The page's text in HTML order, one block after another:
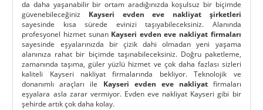
da daha yaşanabilir bir ortam aradığınızda koşulsuz bir biçimde
güvenebileceğiniz Kayseri evden eve nakliyat şirketleri
sayesinde kısa sürede evinizi taşıyabileceksiniz. Alanında
profesyonel hizmet sunan Kayseri evden eve nakliyat firmaları
sayesinde eşyalarınızda bir çizik dahi olmadan yeni yaşama
alanınıza rahat bir biçimde taşınabileceksiniz. Doğru paketleme,
zamanında taşıma, güler yüzlü hizmet ve çok daha fazlası sizleri
kaliteli Kayseri nakliyat firmalarında bekliyor. Teknolojik ve
donanımlı araçları ile Kayseri evden eve nakliyatfirmaları
eşyalara asla zarar vermiyor. Evden eve nakliyat Kayseri gibi bir
şehirde artık çok daha kolay.